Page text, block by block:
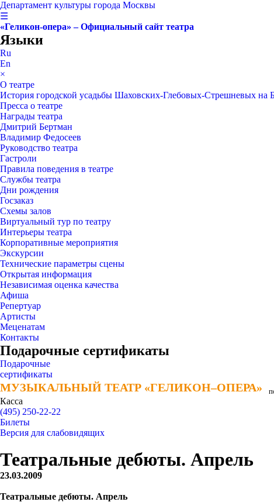
Департамент культуры города Москвы
☰
«Геликон-опера» – Официальный сайт театра
Языки
Ru
En
×
О театре
История городской усадьбы Шаховских-Глебовых-Стрешневых на
Пресса о театре
Награды театра
Дмитрий Бертман
Владимир Федосеев
Руководство театра
Гастроли
Правила поведения в театре
Службы театра
Дни рождения
Госзаказ
Схемы залов
Виртуальный тур по театру
Интерьеры театра
Корпоративные мероприятия
Экскурсии
Технические параметры сцены
Открытая информация
Независимая оценка качества
Афиша
Репертуар
Артисты
Меценатам
Контакты
Подарочные сертификаты
Подарочные
сертификаты
МУЗЫКАЛЬНЫЙ ТЕАТР «ГЕЛИКОН–ОПЕРА»
МУЗЫКАЛЬНЫЙ ТЕАТР «ГЕЛИКОН–ОПЕРА»
Касса
(495) 250-22-22
Билеты
Версия для слабовидящих
Театральные дебюты. Апрель
23.03.2009
Театральные дебюты. Апрель